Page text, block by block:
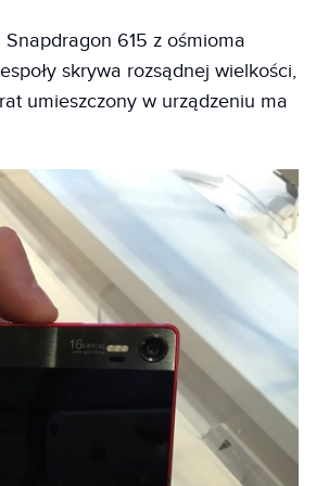
615 z ośmioma
skrywa rozsądnej wielkości,
umieszczony w urządzeniu ma